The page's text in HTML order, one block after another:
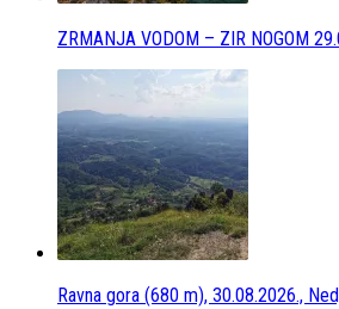
ZRMANJA VODOM – ZIR NOGOM
Ravna gora (680 m), 30.08.2026.,